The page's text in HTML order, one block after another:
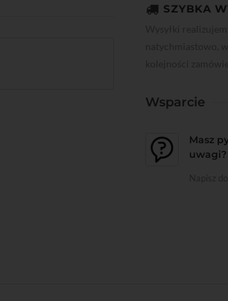
SZYBKA
Wsparcie
Masz
uwagi?